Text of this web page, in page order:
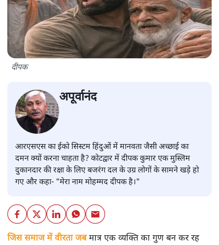
दीपक
अपूर्वानंद
आरएसएस का ईको सिस्टम हिंदुओं में मानवता जैसी अच्छाई का
दमन क्यों करना चाहता है? कोटद्वार में दीपक कुमार एक मुस्लिम
दुकानदार की रक्षा के लिए बजरंग दल के उग्र लोगों के सामने खड़े हो
गए और कहा- "मेरा नाम मोहम्मद दीपक है।"
जिस समाज में वीरता जबमात्र एक व्यक्ति का गुण बन कर रह